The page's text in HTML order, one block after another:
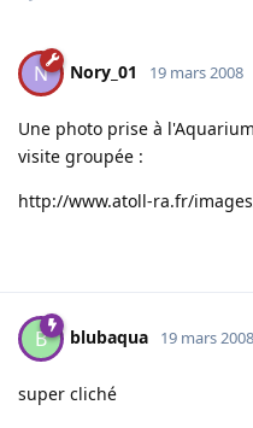
N Nory_01 19 mars 2008
Une photo prise à
visite groupée :
http://www.atoll-ra.fr/
B blubaqua 19 mars 2008
super cliché